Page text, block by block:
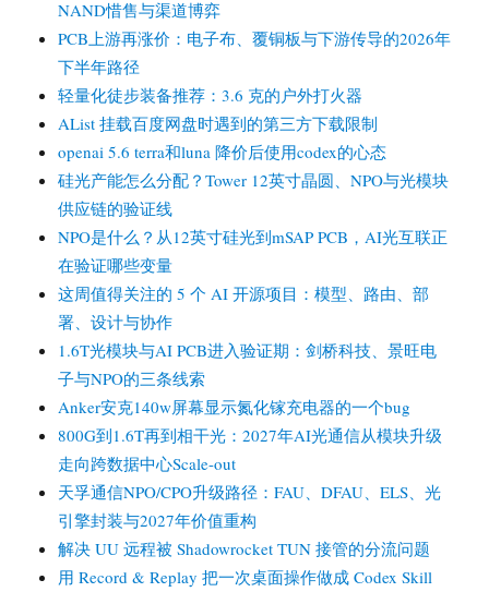
NAND惜售与渠道博弈
PCB上游再涨价：电子布、覆铜板与下游传导的2026年
下半年路径
轻量化徒步装备推荐：3.6 克的户外打火器
AList 挂载百度网盘时遇到的第三方下载限制
openai 5.6 terra和luna 降价后使用codex的心态
硅光产能怎么分配？Tower 12英寸晶圆、NPO与光模块
供应链的验证线
NPO是什么？从12英寸硅光到mSAP PCB，AI光互联正
在验证哪些变量
这周值得关注的 5 个 AI 开源项目：模型、路由、部
署、设计与协作
1.6T光模块与AI PCB进入验证期：剑桥科技、景旺电
子与NPO的三条线索
Anker安克140w屏幕显示氮化镓充电器的一个bug
800G到1.6T再到相干光：2027年AI光通信从模块升级
走向跨数据中心Scale-out
天孚通信NPO/CPO升级路径：FAU、DFAU、ELS、光
引擎封装与2027年价值重构
解决 UU 远程被 Shadowrocket TUN 接管的分流问题
用 Record & Replay 把一次桌面操作做成 Codex Skill